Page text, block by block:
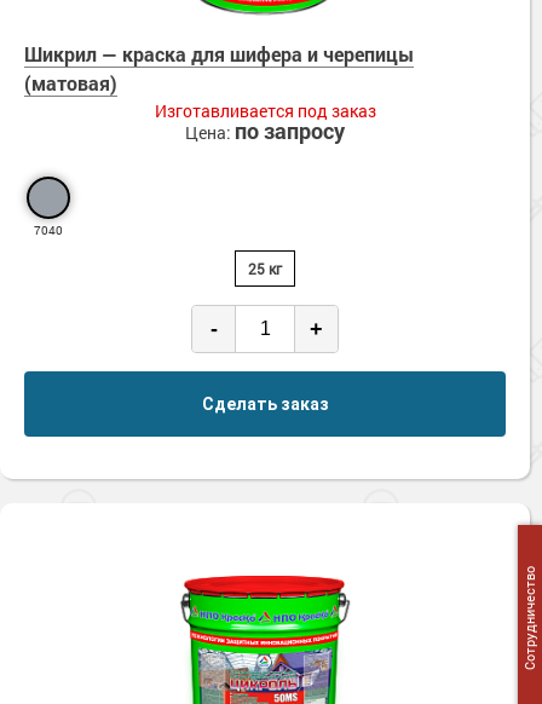
Шикрил — краска для шифера и черепицы
(матовая)
Изготавливается под заказ
Цена: по запросу
7040
25 кг
- +
Сделать заказ
Сотрудничество